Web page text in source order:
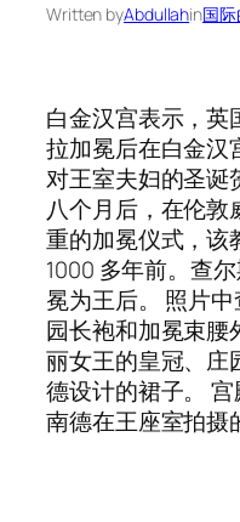
Written byAbdullahin国际
白金汉宫表示，英
拉加冕后在白金汉
对王室夫妇的圣诞
八个月后，在伦敦
重的加冕仪式，该
1000 多年前。查
冕为王后。 照片
园长袍和加冕束腰
丽女王的皇冠、庄
德设计的裙子。
南德在王座室拍摄